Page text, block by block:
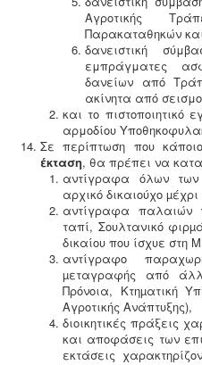
Αγροτικής
Παρακαταθηκών
δανειστική
εμπράγματες
δανείων από
ακίνητα από
και το πιστοποιητικό
αρμοδίου
Σε περίπτωση που
έκταση, θα πρέπει να
αντίγραφα όλων των
αρχικό δικαιούχο
αντίγραφα παλαιών
ταπί, Σουλτανικό
δικαίου που ίσχυε στη
αντίγραφο
µεταγραφής από
Πρόνοια, Κτηµατική
Αγροτικής Ανάπτυξης),
διοικητικές πράξεις
και αποφάσεις των
εκτάσεις